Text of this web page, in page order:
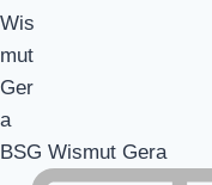
BSG Wismut Gera